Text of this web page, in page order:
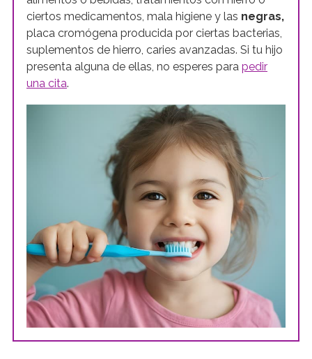
ciertos medicamentos, mala higiene y las negras,
placa cromógena producida por ciertas bacterias,
suplementos de hierro, caries avanzadas. Si tu hijo
presenta alguna de ellas, no esperes para pedir
una cita.